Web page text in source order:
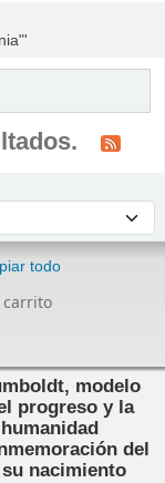
todo
modelo
progreso y la
del
nacimiento